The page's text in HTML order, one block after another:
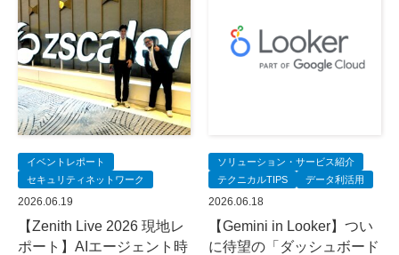
イベントレポート
セキュリティネットワーク
2026.06.19
【Zenith Live 2026 現地レ
ポート】AIエージェント時
ソリューション・サービス紹介
テクニカルTIPS
データ利活用
2026.06.18
【Gemini in Looker】つい
に待望の「ダッシュボード